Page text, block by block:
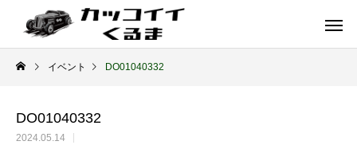
イベント DO01040332
DO01040332
2024.05.14